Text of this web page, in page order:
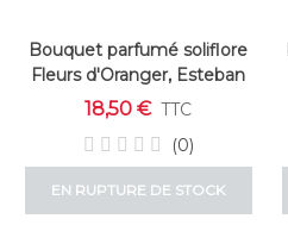
Bouquet parfumé soliflore
Fleurs d'Oranger, Esteban
18,50 € TTC
(0)
EN RUPTURE DE STOCK